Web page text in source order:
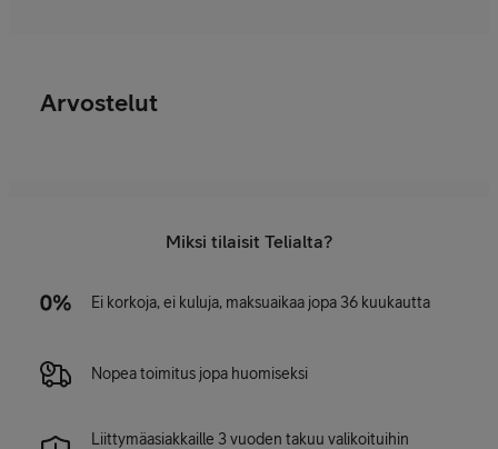
Arvostelut
Miksi tilaisit Telialta?
Ei korkoja, ei kuluja, maksuaikaa jopa 36 kuukautta
Nopea toimitus jopa huomiseksi
Liittymäasiakkaille 3 vuoden takuu valikoituihin